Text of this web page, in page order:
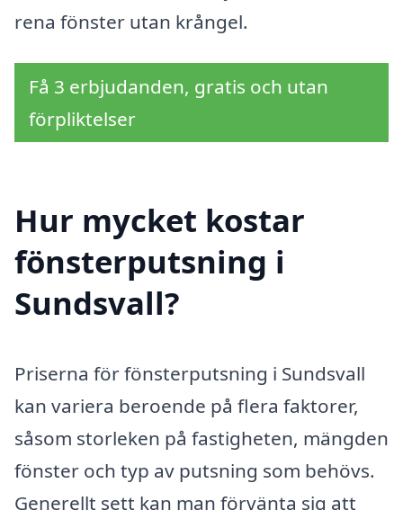
rena fönster utan krångel.
Få 3 erbjudanden, gratis och utan
förpliktelser
Hur mycket kostar
fönsterputsning i
Sundsvall?
Priserna för fönsterputsning i Sundsvall
kan variera beroende på flera faktorer,
såsom storleken på fastigheten, mängden
fönster och typ av putsning som behövs.
Generellt sett kan man förvänta sig att